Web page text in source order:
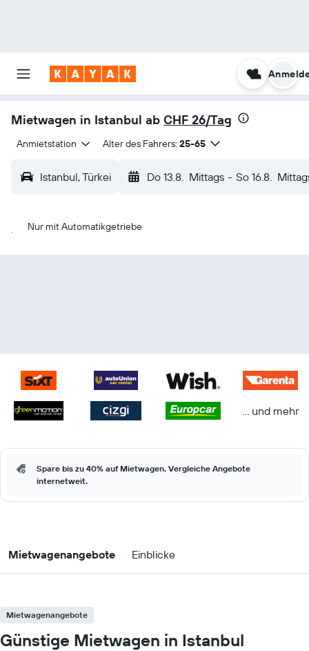
Mietwagen in Istanbul ab CHF 26/Tag
Anmietstation Alter des Fahrers: 25-65
Istanbul, Türkei Do 13.8. Mittags - So 16.8.
Nur mit Automatikgetriebe
… und mehr
Spare bis zu 40% auf Mietwagen. Vergleiche Angebote
internetweit.
Mietwagenangebote Einblicke
Mietwagenangebote
Günstige Mietwagen in Istanbul